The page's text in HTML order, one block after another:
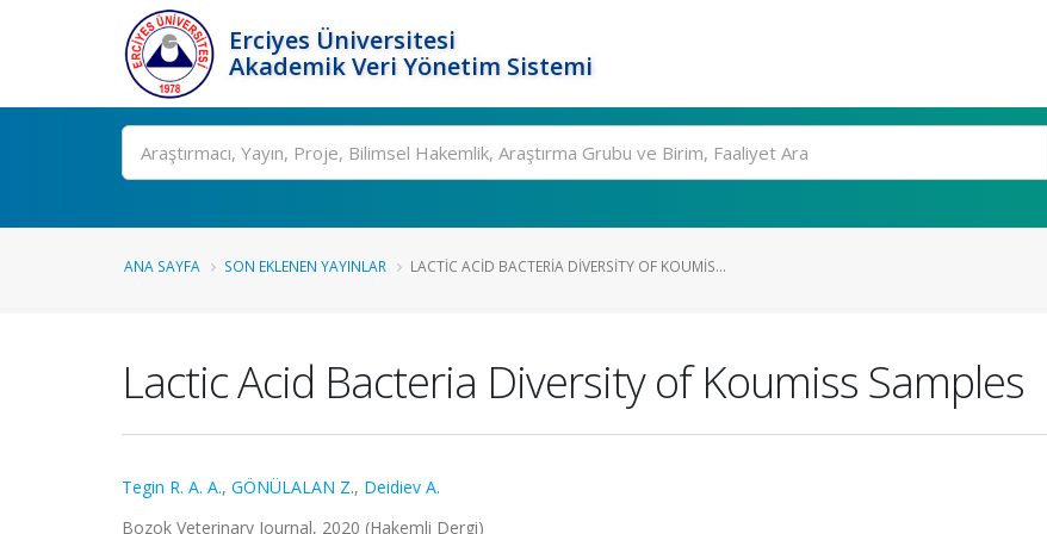
Erciyes Üniversitesi
Akademik Veri Yönetim Sistemi
Ara
ANA SAYFA SON EKLENEN YAYINLAR LACTIC ACID BACTERIA DIVERSITY OF KOUMIS...
Lactic Acid Bacteria Diversity of Koumiss Samples
Tegin R. A. A., GÖNÜLALAN Z., Deidiev A.
Bozok Veterinary Journal, 2020 (Hakemli Dergi)